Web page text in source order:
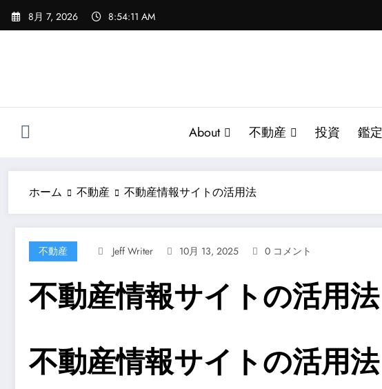
ス
8月 7, 2026 8:54:12 AM
About 不動産 投資 鑑定
ホーム 不動産 不動産情報サイトの活用法
不動産 Jeff Writer 10月 13, 2025 0 コメント
不動産情報サイトの活用法
不動産情報サイトの活用法